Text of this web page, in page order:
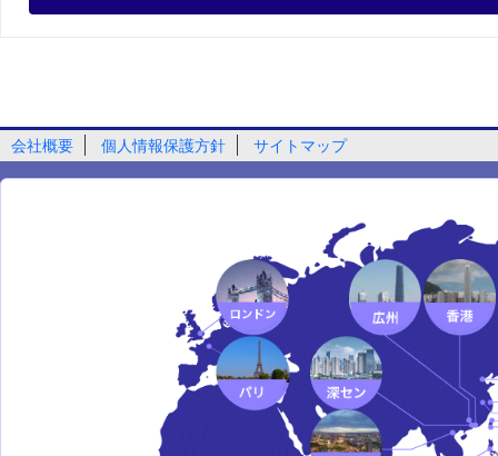
会社概要 個人情報保護方針 サイトマップ